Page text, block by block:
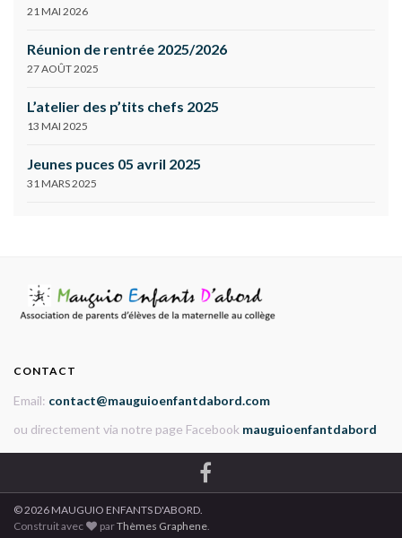
21 MAI 2026
Réunion de rentrée 2025/2026
27 AOÛT 2025
L’atelier des p’tits chefs 2025
13 MAI 2025
Jeunes puces 05 avril 2025
31 MARS 2025
CONTACT
Email: contact@mauguioenfantdabord.com
ou directement via notre page Facebook mauguioenfantdabord
© 2026 MAUGUIO ENFANTS D'ABORD.
Construit avec
parThèmes Graphene.